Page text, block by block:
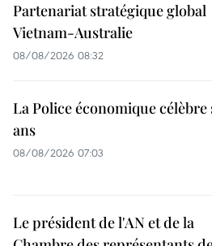
Partenariat stratégique global
Vietnam-Australie
08/08/2026 08:32
La Police économique célèbre
ans
08/08/2026 07:03
Le président de l'AN et de la